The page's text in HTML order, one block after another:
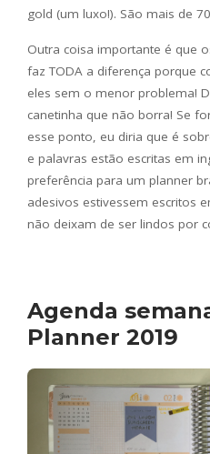
gold (um luxo!). São mais de
Outra coisa importante é que
faz TODA a diferença porque
eles sem o menor problema!
canetinha que não borra! Se
esse ponto, eu diria que é
e palavras estão escritas em
preferência para um planner
adesivos estivessem escritos
não deixam de ser lindos por
Agenda
Planner 2019